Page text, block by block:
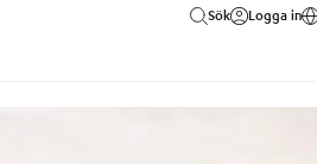
Sök Logga in